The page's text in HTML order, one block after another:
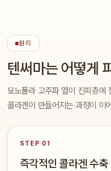
원리
텐써마는 어떻게
모노폴라 고주파 열이 진피층에
콜라겐이 만들어지는 과정이 이
STEP 01
즉각적인 콜라겐 수축